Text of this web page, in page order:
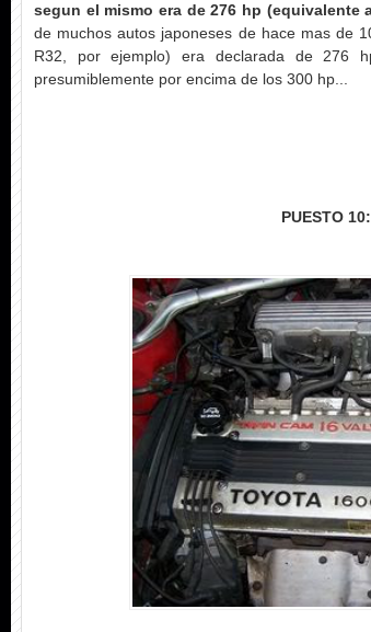
segun el mismo era de 276 hp (equivalente
de muchos autos japoneses de hace mas de
R32, por ejemplo) era declarada de 276
presumiblemente por encima de los 300 hp...
PUESTO